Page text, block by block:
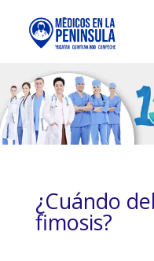
¿Cuándo
fimosis?